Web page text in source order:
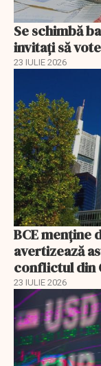
Se schimbă
invitați să
23 IULIE 2026
BCE menține
avertizează
conflictul din
23 IULIE 2026